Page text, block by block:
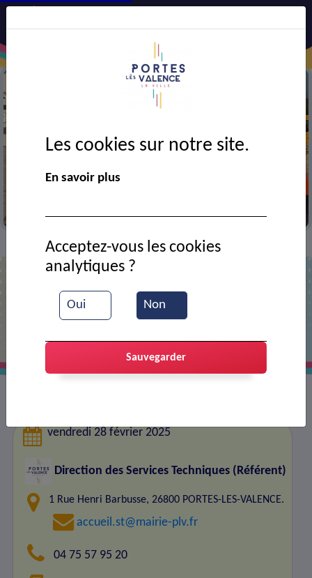
> Brèves > Travaux terminés Rue Barbusse
Travaux terminés Rue Barbusse
vendredi 28 février 2025
Direction des Services Techniques (Référent)
1 Rue Henri Barbusse, 26800 PORTES-LES-VALENCE.
accueil.st@mairie-plv.fr
04 75 57 95 20
Les cookies sur notre site.
En savoir plus
Oui Non
Acceptez-vous les cookies
analytiques ?
Sauvegarder